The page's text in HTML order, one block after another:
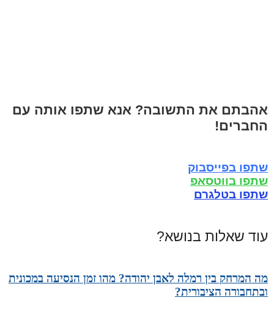
אהבתם את התשובה? אנא שתפו אותה עם
החברים!
שתפו בפייסבוק
שתפו בווטסאפ
שתפו בטלגרם
עוד שאלות בנושא?
מה המרחק בין רמלה לאבן יהודה? מהו זמן הנסיעה במכונית
ובתחבורה הציבורית?